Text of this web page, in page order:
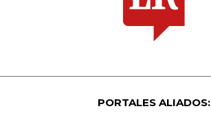
PORTALES ALIADOS: